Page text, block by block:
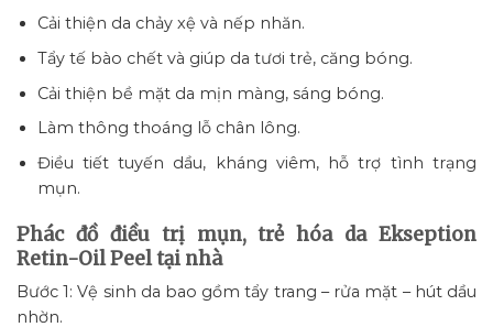
Cải thiện da chảy xệ và nếp nhăn.
Tẩy tế bào chết và giúp da tươi trẻ, căng bóng.
Cải thiện bề mặt da mịn màng, sáng bóng.
Làm thông thoáng lỗ chân lông.
Điều tiết tuyến dầu, kháng viêm, hỗ trợ tình trạng
mụn.
Phác đồ điều trị mụn, trẻ hóa da Ekseption
Retin-Oil Peel tại nhà
Bước 1: Vệ sinh da bao gồm tẩy trang – rửa mặt – hút dầu
nhờn.